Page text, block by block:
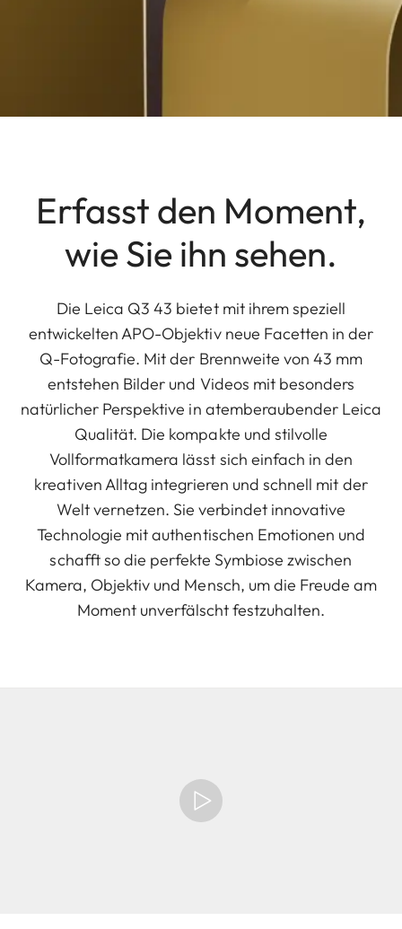
Erfasst den Moment,
wie Sie ihn sehen.
Die Leica Q3 43 bietet mit ihrem speziell
entwickelten APO-Objektiv neue Facetten in der
Q-Fotografie. Mit der Brennweite von 43 mm
entstehen Bilder und Videos mit besonders
natürlicher Perspektive in atemberaubender Leica
Qualität. Die kompakte und stilvolle
Vollformatkamera lässt sich einfach in den
kreativen Alltag integrieren und schnell mit der
Welt vernetzen. Sie verbindet innovative
Technologie mit authentischen Emotionen und
schafft so die perfekte Symbiose zwischen
Kamera, Objektiv und Mensch, um die Freude am
Moment unverfälscht festzuhalten.